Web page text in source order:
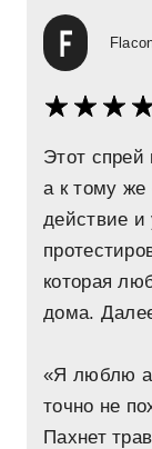
Этот спрей
а к тому же
действие и
которая
дома.
«Я люблю
точно не
Пахнет